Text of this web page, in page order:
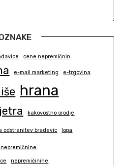
cene nepremičnin
e-mail marketing e-trgovina
hrana
jetra kakovostno orodje
odstranitev bradavic lopa
nepremičinine